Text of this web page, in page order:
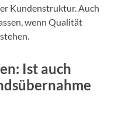
Kundenstruktur. Auch
wenn Qualität
Ist auch